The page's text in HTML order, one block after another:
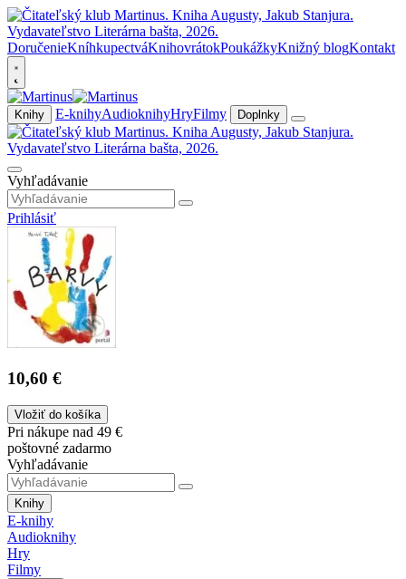
DoručenieKníhkupectváKnihovrátokPoukážkyKnižný blogKontakt
Knihy E-knihyAudioknihyHryFilmy Doplnky
Vyhľadávanie
Prihlásiť
10,60 €
Vložiť do košíka
Pri nákupe nad 49 €
poštovné zadarmo
Vyhľadávanie
Knihy
E-knihy
Audioknihy
Hry
Filmy